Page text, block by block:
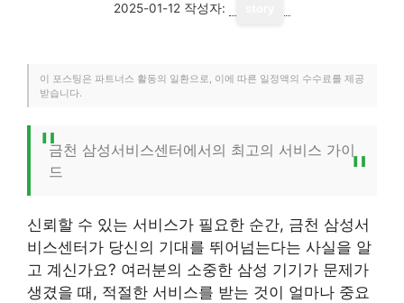
2025-01-12 작성자:
이 포스팅은 파트너스 활동의 일환으로, 이에 따른 일정액의 수수료를 제공
받습니다.
금천 삼성서비스센터에서의 최고의 서비스 가이
드
신뢰할 수 있는 서비스가 필요한 순간, 금천 삼성서
비스센터가 당신의 기대를 뛰어넘는다는 사실을 알
고 계신가요? 여러분의 소중한 삼성 기기가 문제가
생겼을 때, 적절한 서비스를 받는 것이 얼마나 중요